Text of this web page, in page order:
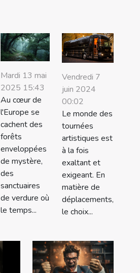
Mardi 13 mai
2025 15:43
Au cœur de
l'Europe se
cachent des
forêts
enveloppées
de mystère,
des
sanctuaires
de verdure où
le temps...
Vendredi 7
juin 2024
00:02
Le monde des
tournées
artistiques est
à la fois
exaltant et
exigeant. En
matière de
déplacements,
le choix...